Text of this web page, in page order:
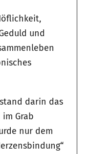
und
darin das
Grab
nur dem